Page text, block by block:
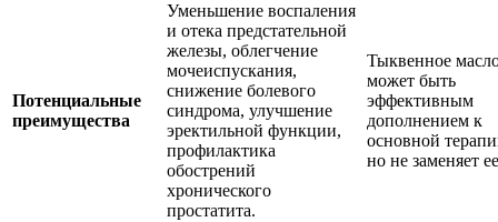
Потенциальные
преимущества
Уменьшение воспаления
и отека предстательной
железы, облегчение
мочеиспускания,
снижение болевого
синдрома, улучшение
эректильной функции,
профилактика
обострений
хронического
простатита.
Тыквенное
может быть
эффективным
дополнением к
основной
но не заменяет